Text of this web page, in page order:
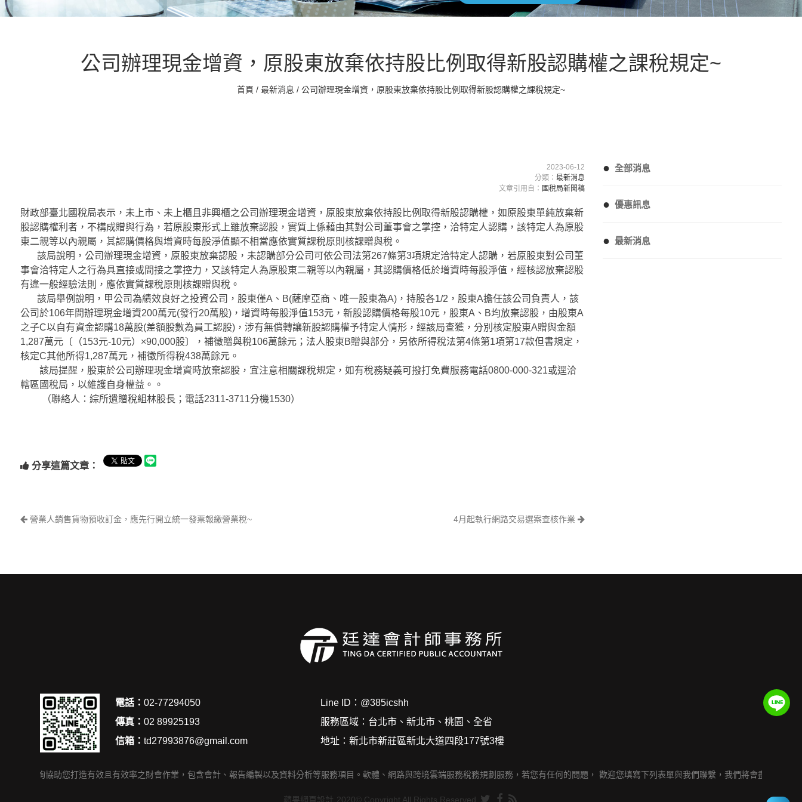
公司辦理現金增資，原股東放棄依持股比例取得新股認購權之課稅規定~
首頁 / 最新消息 / 公司辦理現金增資，原股東放棄依持股比例取得新股認購權之課稅規定~
2023-06-12
分類：最新消息
文章引用自： 國稅局新聞稿
財政部臺北國稅局表示，未上市、未上櫃且非興櫃之公司辦理現金增資，原股東放棄依持股比例取得新股認購權，如原股東單純放棄新
股認購權利者，不構成贈與行為，若原股東形式上雖放棄認股，實質上係藉由其對公司董事會之掌控，洽特定人認購，該特定人為原股
東二親等以內親屬，其認購價格與增資時每股淨值顯不相當應依實質課稅原則核課贈與稅。
該局說明，公司辦理現金增資，原股東放棄認股，未認購部分公司可依公司法第267條第3項規定洽特定人認購，若原股東對公司董
事會洽特定人之行為具直接或間接之掌控力，又該特定人為原股東二親等以內親屬，其認購價格低於增資時每股淨值，經核認放棄認股
有違一般經驗法則，應依實質課稅原則核課贈與稅。
該局舉例說明，甲公司為績效良好之投資公司，股東僅A、B(薩摩亞商、唯一股東為A)，持股各1/2，股東A擔任該公司負責人，該
公司於106年間辦理現金增資200萬元(發行20萬股)，增資時每股淨值153元，新股認購價格每股10元，股東A、B均放棄認股，由股東A
之子C以自有資金認購18萬股(差額股數為員工認股)，涉有無償轉讓新股認購權予特定人情形，經該局查獲，分別核定股東A贈與金額
1,287萬元〔（153元-10元）×90,000股〕，補徵贈與稅106萬餘元；法人股東B贈與部分，另依所得稅法第4條第1項第17款但書規定，
核定C其他所得1,287萬元，補徵所得稅438萬餘元。
該局提醒，股東於公司辦理現金增資時放棄認股，宜注意相關課稅規定，如有稅務疑義可撥打免費服務電話0800-000-321或逕洽
轄區國稅局，以維護自身權益。。
（聯絡人：綜所遺贈稅組林股長；電話2311-3711分機1530）
分享這篇文章：
營業人銷售貨物預收訂金，應先行開立統一發票報繳營業稅~ 4月起執行網路交易選案查核作業
● 全部消息
● 優惠訊息
● 最新消息
電話：02-77294050
傳真：02 89925193
信箱：td27993876@gmail.com
Line ID： @385icshh
服務區域： 台北市、新北市、桃園、全省
地址： 新北市新莊區新北大道四段177號3樓
會計諮詢協助您打造有效且有效率之財會作業，包含會計、報告編製以及資料分析等服務項目。軟體、網路與跨境雲端服務稅務規劃服務，若您有任何的問題， 歡迎您填寫下列表單與我們聯繫，我們將會盡速回覆
蘋果網頁設計 2020© Copyright All Rights Reserved